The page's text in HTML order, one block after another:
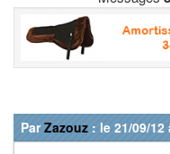
ParZazouz : le 21/09/12